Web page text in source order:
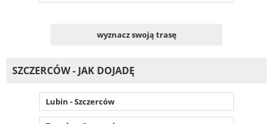
wyznacz swoją trasę
SZCZERCÓW - JAK DOJADĘ
Lubin - Szczerców